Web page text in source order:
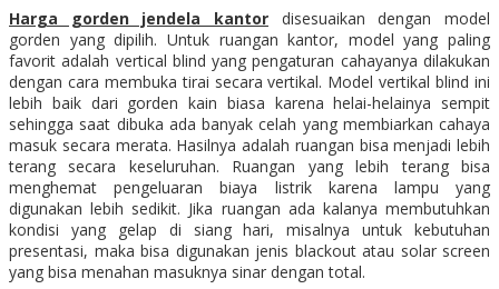
Harga gorden jendela kantor disesuaikan dengan model
gorden yang dipilih. Untuk ruangan kantor, model yang paling
favorit adalah vertical blind yang pengaturan cahayanya dilakukan
dengan cara membuka tirai secara vertikal. Model vertikal blind ini
lebih baik dari gorden kain biasa karena helai-helainya sempit
sehingga saat dibuka ada banyak celah yang membiarkan cahaya
masuk secara merata. Hasilnya adalah ruangan bisa menjadi lebih
terang secara keseluruhan. Ruangan yang lebih terang bisa
menghemat pengeluaran biaya listrik karena lampu yang
digunakan lebih sedikit. Jika ruangan ada kalanya membutuhkan
kondisi yang gelap di siang hari, misalnya untuk kebutuhan
presentasi, maka bisa digunakan jenis blackout atau solar screen
yang bisa menahan masuknya sinar dengan total.